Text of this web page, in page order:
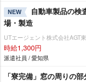
NEW
自動車製品の検
場・製造
UTエージェント株式会社AGT
時給1,300円
派遣社員 / 愛知県
「寮完備」窓の周りの